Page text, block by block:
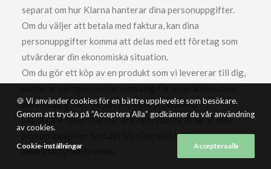
separat om hur Klarna hanterar dina personuppgifter.
Om du väljer att betala med faktura, kan dina
personuppgifter komma att delas med ett företag som
utvärderar din ekonomiska situation.
Om du gör ett köp av en produkt som vi levererar till dig,
personuppgifter för att leverera produkten.
Om du prenumererar på vårt nyhetsbrev, delar vi dina
personuppgifter med det företag som hjälper oss att
skicka ut nyhetsbreven.
🍪 Vi använder cookies för en bättre upplevelse som besökare.
Genom att trycka på ”Acceptera Alla” godkänner du vår användning
av cookies.
Cookie-inställningar Acceptera alla